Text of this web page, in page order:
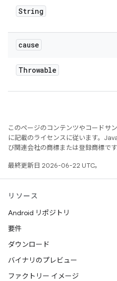
String
cause
Throwable
このページのコンテンツやコードサン
に記載のライセンスに従います。
び関連会社の商標または登録商標です
最終更新日 2026-06-22 UTC。
リソース
Android リポジトリ
要件
ダウンロード
バイナリのプレビュー
ファクトリー イメージ